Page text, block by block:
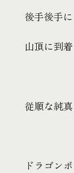
後手後手
山頂に到
従順な純真
ドラゴン